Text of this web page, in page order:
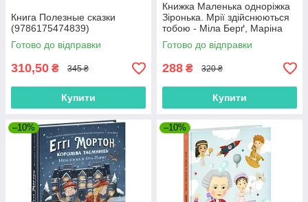
Книга Полезные сказки
(9786175474839)
Готово до відправки
310,50 ₴ 345 ₴
Купити
Книжка Маленька одноріжка
Зіронька. Мрії здійснюються
тобою - Міла Берґ, Маріна
Кремер (9786170959324)
Готово до відправки
288 ₴ 320 ₴
Купити
–10% –10%